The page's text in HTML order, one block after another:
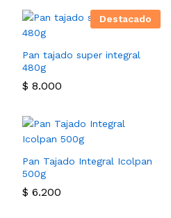
Destacado
Pan tajado super integral
480g
$ 8.000
Pan Tajado Integral Icolpan
500g
$ 6.200